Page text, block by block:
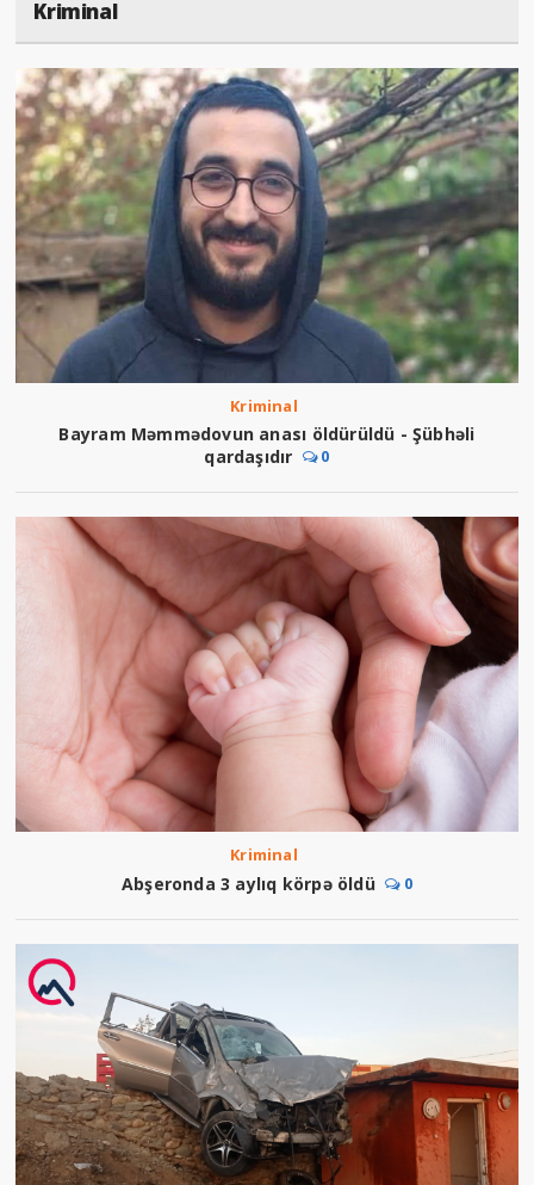
Kriminal
Kriminal
Bayram Məmmədovun anası öldürüldü - Şübhəli
qardaşıdır
0
Kriminal
Abşeronda 3 aylıq körpə öldü 0